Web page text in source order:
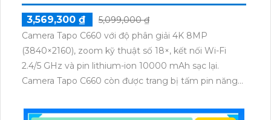
3,569,300 ₫
5,099,000 ₫
Camera Tapo C660 với độ phân giải 4K 8MP
(3840×2160), zoom kỹ thuật số 18×, kết nối Wi-Fi
2.4/5 GHz và pin lithium-ion 10000 mAh sạc lại.
Camera Tapo C660 còn được trang bị tấm pin năng
thú cưng, phương tiện, lưu trữ thẻ microSD tối đa 512